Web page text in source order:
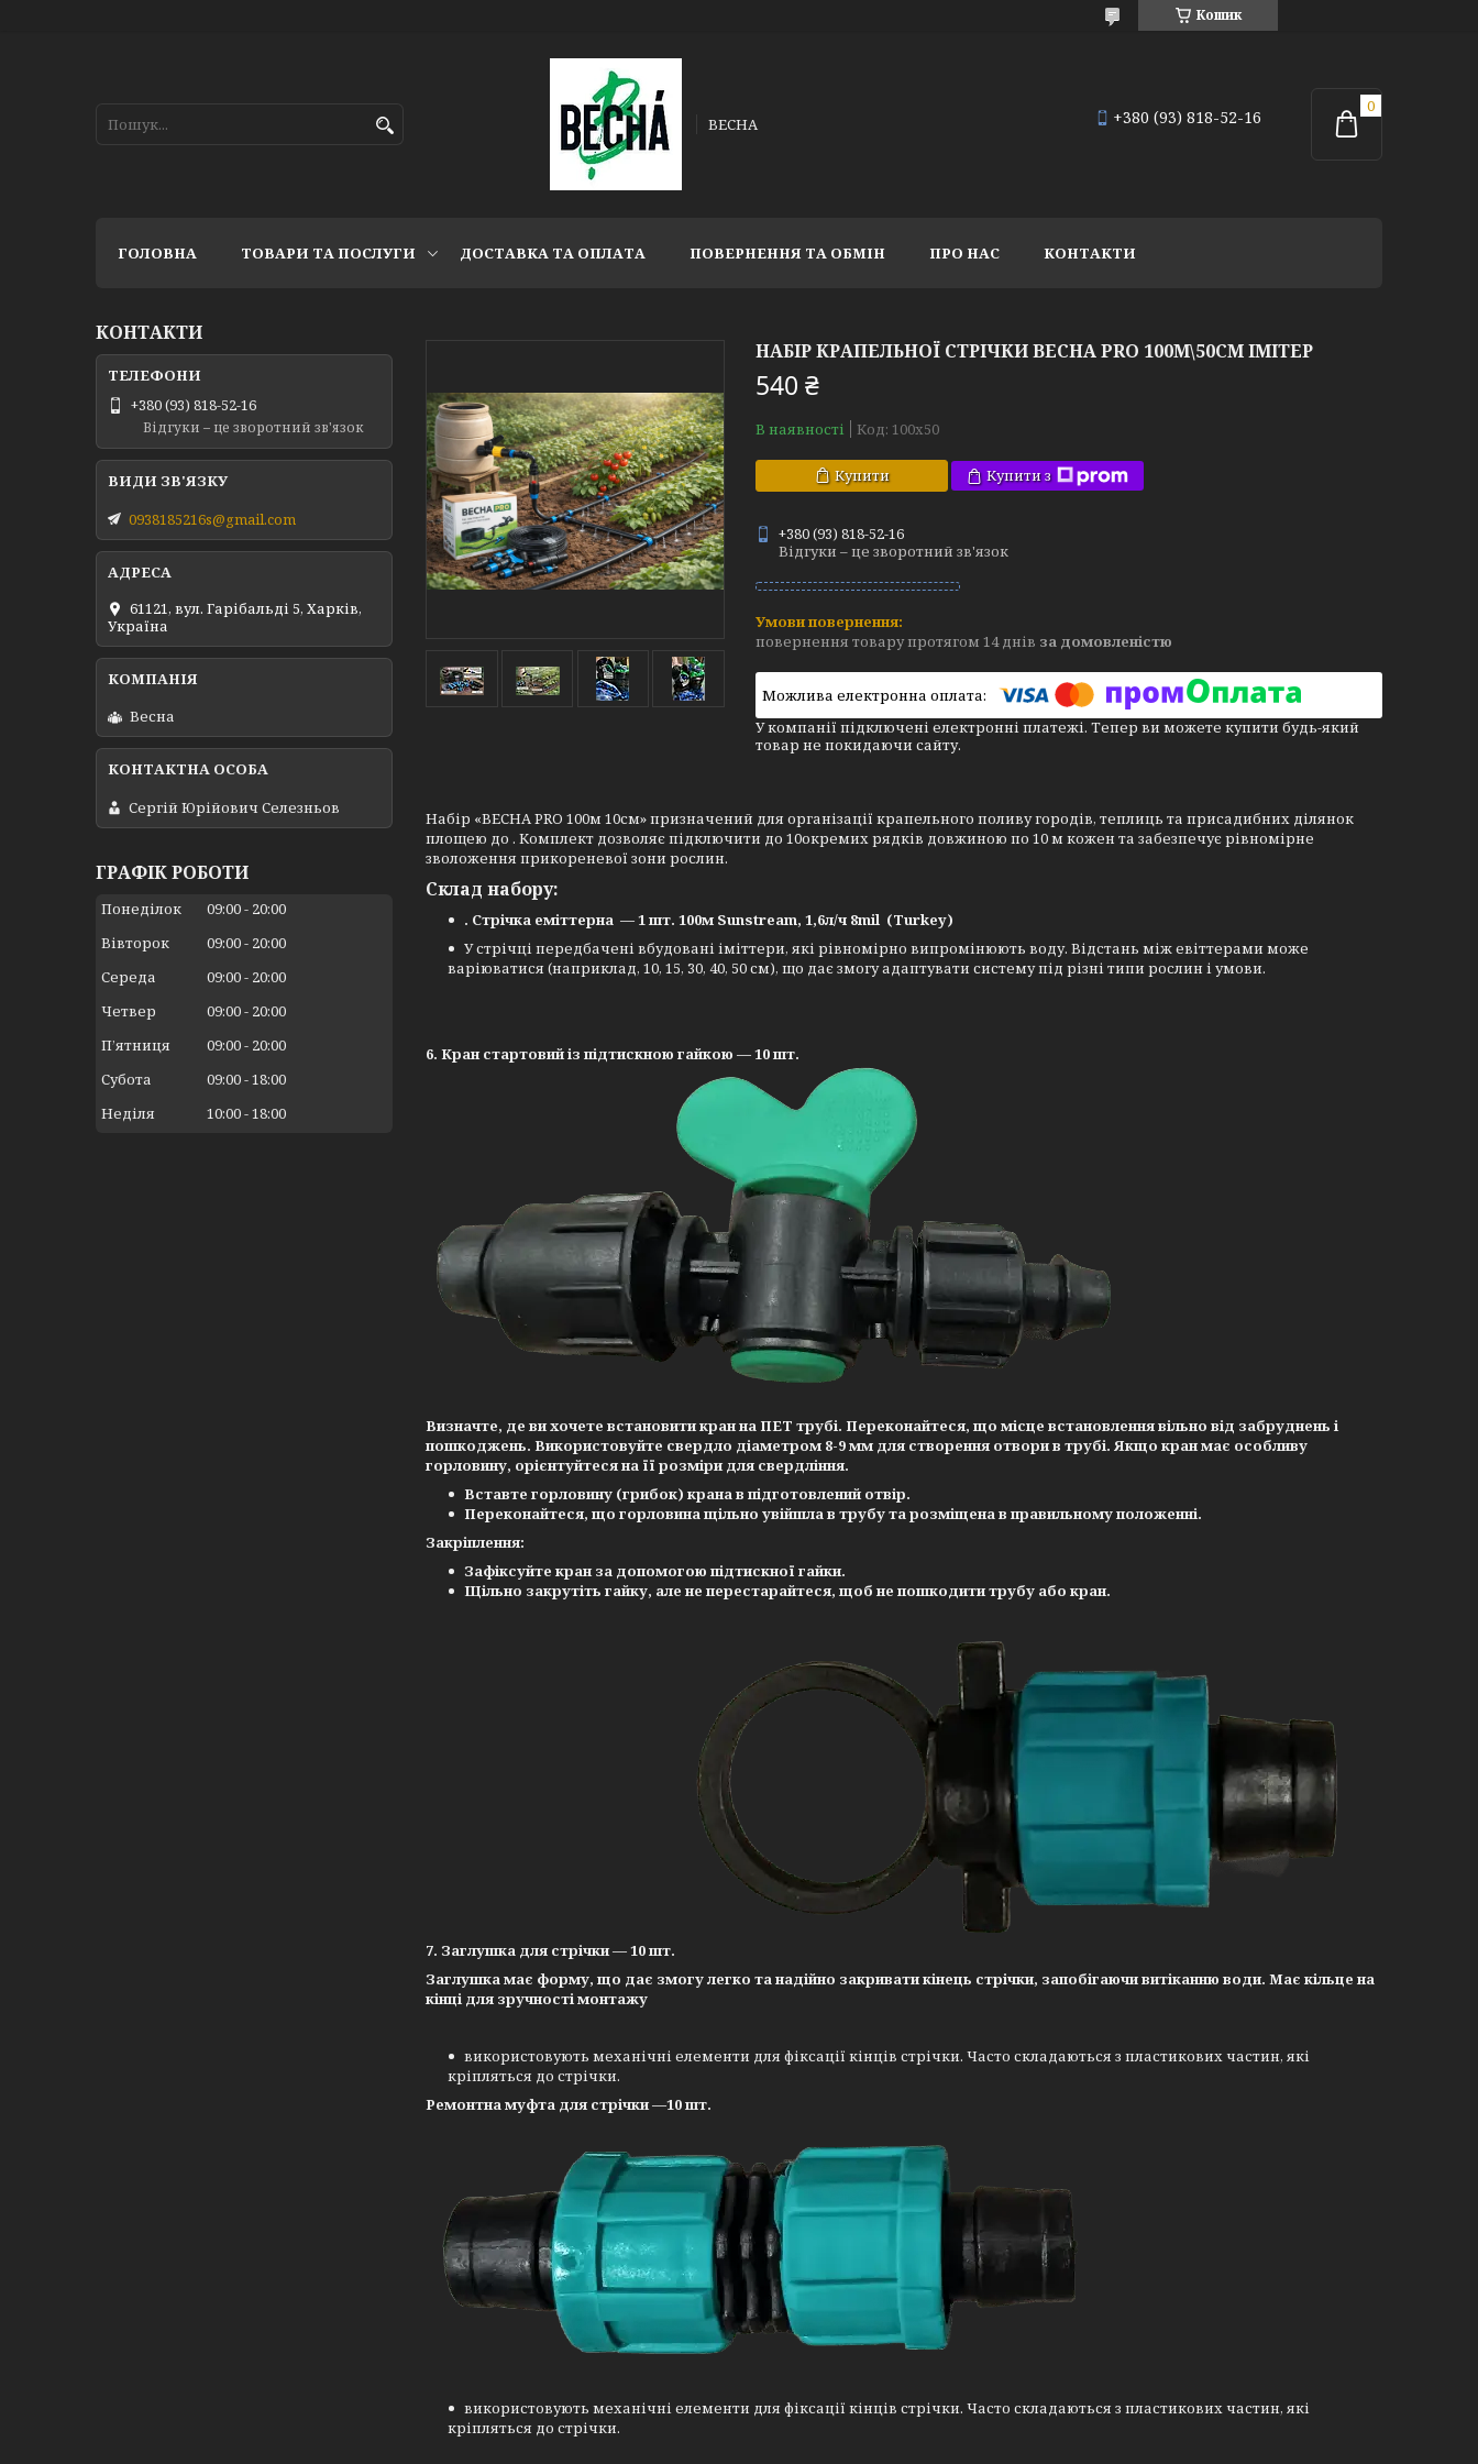
Кошик
ВЕСНА +380 (93) 818-52-16
ГОЛОВНА ТОВАРИ ТА ПОСЛУГИ ДОСТАВКА ТА ОПЛАТА ПОВЕРНЕННЯ ТА ОБМІН ПРО НАС КОНТАКТИ
НАБІР КРАПЕЛЬНОЇ СТРІЧКИ ВЕСНА PRO 100М\50СМ ІМІТЕР
540 ₴
В наявності Код: 100х50
Купити Купити з
+380 (93) 818-52-16
Відгуки – це зворотний зв'язок
повернення товару протягом 14 днів за домовленістю
У компанії підключені електронні платежі. Тепер ви можете купити будь-який
товар не покидаючи сайту.
Набір «ВЕСНА PRO 100м 10см» призначений для організації крапельного поливу городів, теплиць та присадибних ділянок
площею до . Комплект дозволяє підключити до 10окремих рядків довжиною по 10 м кожен та забезпечує рівномірне
зволоження прикореневої зони рослин.
Склад набору:
. Стрічка еміттерна — 1 шт. 100м Sunstream, 1,6л/ч 8mil (Turkey)
У стрічці передбачені вбудовані іміттери, які рівномірно випромінюють воду. Відстань між евіттерами може
варіюватися (наприклад, 10, 15, 30, 40, 50 см), що дає змогу адаптувати систему під різні типи рослин і умови.
6. Кран стартовий із підтискною гайкою — 10 шт.
Визначте, де ви хочете встановити кран на ПЕТ трубі. Переконайтеся, що місце встановлення вільно від забруднень і
пошкоджень. Використовуйте свердло діаметром 8-9 мм для створення отвори в трубі. Якщо кран має особливу
горловину, орієнтуйтеся на її розміри для свердління.
Вставте горловину (грибок) крана в підготовлений отвір.
Переконайтеся, що горловина щільно увійшла в трубу та розміщена в правильному положенні.
Закріплення:
Зафіксуйте кран за допомогою підтискної гайки.
Щільно закрутіть гайку, але не перестарайтеся, щоб не пошкодити трубу або кран.
7. Заглушка для стрічки— 10 шт.
Заглушка має форму, що дає змогу легко та надійно закривати кінець стрічки, запобігаючи витіканню води. Має кільце на
кінці для зручності монтажу
використовують механічні елементи для фіксації кінців стрічки. Часто складаються з пластикових частин, які
кріпляться до стрічки.
Ремонтна муфта для стрічки —10 шт.
використовують механічні елементи для фіксації кінців стрічки. Часто складаються з пластикових частин, які
кріпляться до стрічки.
КОНТАКТИ
+380 (93) 818-52-16
Відгуки – це зворотний зв'язок
0938185216s@gmail.com
61121, вул. Гарібальді 5, Харків,
Україна
Весна
Сергій Юрійович Селезньов
ГРАФІК РОБОТИ
Понеділок 09:00
20:00
Вівторок
09:00
20:00
Середа
09:00
20:00
Четвер
09:00
20:00
Пʼятниця
09:00
20:00
Субота
09:00 18:00
Неділя
10:00 18:00